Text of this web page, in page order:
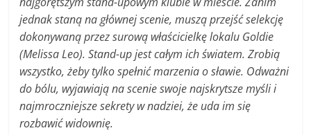
jednak staną na głównej scenie, muszą przejść selekcję
dokonywaną przez surową właścicielkę lokalu Goldie
(Melissa Leo). Stand-up jest całym ich światem. Zrobią
wszystko, żeby tylko spełnić marzenia o sławie. Odważni
do bólu, wyjawiają na scenie swoje najskrytsze myśli i
najmroczniejsze sekrety w nadziei, że uda im się
rozbawić widownię.